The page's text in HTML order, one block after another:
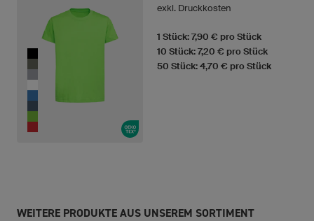
exkl. Druckkosten
1 Stück: 7,90 € pro Stück
10 Stück: 7,20 € pro Stück
50 Stück: 4,70 € pro Stück
WEITERE PRODUKTE AUS UNSEREM SORTIMENT